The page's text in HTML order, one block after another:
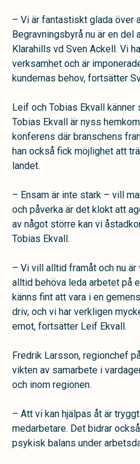
– Vi är fantastiskt glada över
Begravningsbyrå nu är en del
Klarahills vd Sven Ackell. Vi
verksamhet och är
kundernas behov, fortsätter
Leif och Tobias Ekvall
Tobias Ekvall är nyss
konferens där branschens
han också fick möjlighet att
landet.
– Ensam är inte stark – vill
och påverka är det klokt att
av något större kan vi
Tobias Ekvall.
– Vi vill alltid framåt och nu
alltid behöva leda arbetet på
känns fint att vara i en
driv, och vi har verkligen
emot, fortsätter Leif Ekvall.
Fredrik Larsson, regionchef
vikten av samarbete i
och inom regionen.
– Att vi kan hjälpas åt är
medarbetare. Det bidrar
psykisk balans under